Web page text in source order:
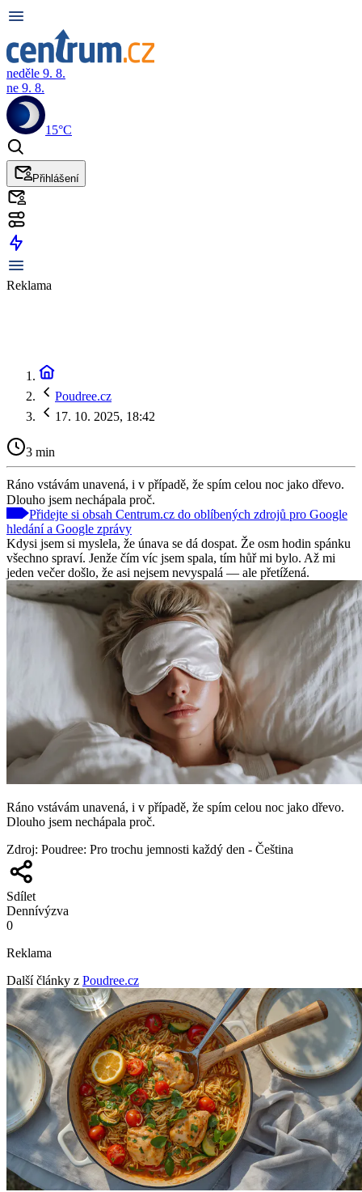
neděle 9. 8.
ne 9. 8.
15°C
Přihlášení
Reklama
Poudree.cz
17. 10. 2025, 18:42
3 min
Ráno vstávám unavená, i v případě, že spím celou noc jako dřevo.
Dlouho jsem nechápala proč.
Přidejte si obsah Centrum.cz do oblíbených zdrojů pro Google
hledání a Google zprávy
Kdysi jsem si myslela, že únava se dá dospat. Že osm hodin spánku
všechno spraví. Jenže čím víc jsem spala, tím hůř mi bylo. Až mi
jeden večer došlo, že asi nejsem nevyspalá — ale přetížená.
Ráno vstávám unavená, i v případě, že spím celou noc jako dřevo.
Dlouho jsem nechápala proč.
Zdroj: Poudree: Pro trochu jemnosti každý den - Čeština
Sdílet
Dennívýzva
0
Reklama
Další články z Poudree.cz